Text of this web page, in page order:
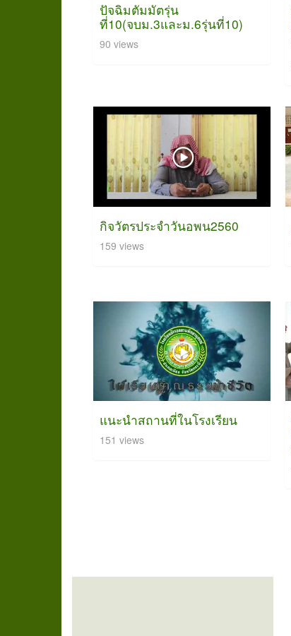
ปัจฉิมตัมมัตรุ่น
ที่10(จบม.3และม.6รุ่นที่10)
90 views
กิจวัตรประจำวันอพน2560
159 views
แนะนำสถานที่ในโรงเรียน
151 views